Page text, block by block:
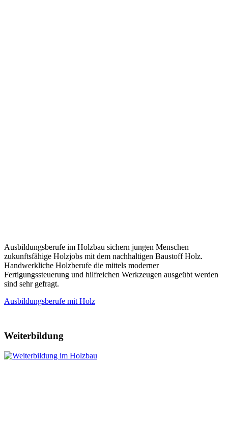
Ausbildungsberufe im Holzbau sichern jungen Menschen
zukunftsfähige Holzjobs mit dem nachhaltigen Baustoff Holz.
Handwerkliche Holzberufe die mittels moderner
Fertigungssteuerung und hilfreichen Werkzeugen ausgeübt werden
sind sehr gefragt.
Ausbildungsberufe mit Holz
Weiterbildung